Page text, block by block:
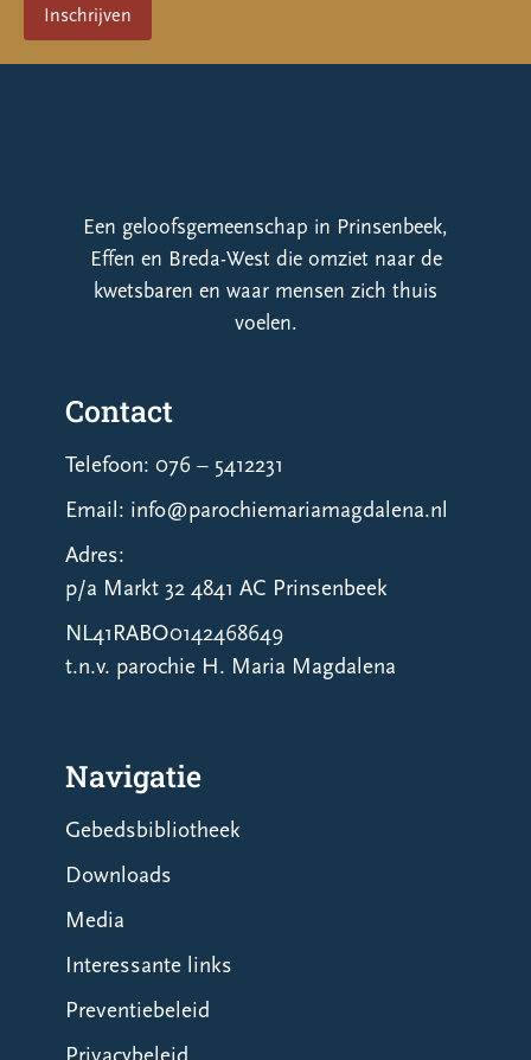
Een geloofsgemeenschap in Prinsenbeek,
Effen en Breda-West die omziet naar de
kwetsbaren en waar mensen zich thuis
voelen.
Contact
Telefoon: 076 – 5412231
Email: info@parochiemariamagdalena.nl
Adres:
p/a Markt 32 4841 AC Prinsenbeek
NL41RABO0142468649
t.n.v. parochie H. Maria Magdalena
Navigatie
Gebedsbibliotheek
Downloads
Media
Interessante links
Preventiebeleid